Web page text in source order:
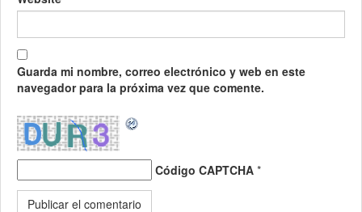
Guarda mi nombre, correo electrónico y web en este
navegador para la próxima vez que comente.
Código CAPTCHA *